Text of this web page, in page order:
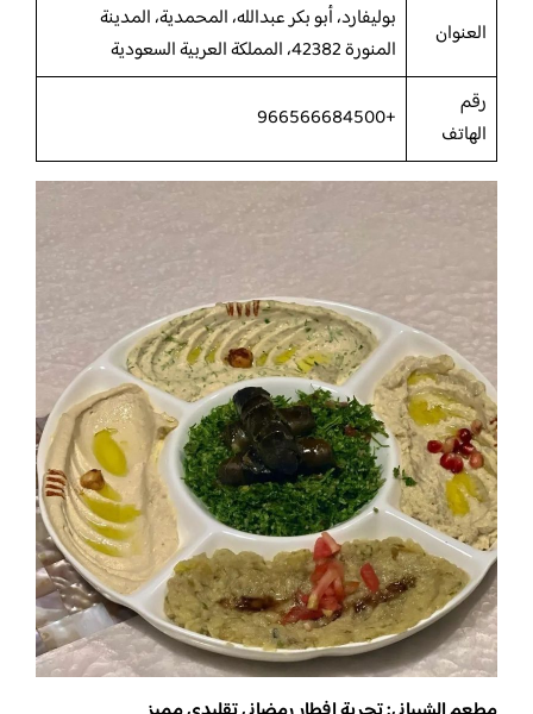
العنوان
بوليفارد، أبو بكر عبدالله، المحمدية، المدينة
المنورة 42382، المملكة العربية السعودية
رقم
الهاتف
+966566684500